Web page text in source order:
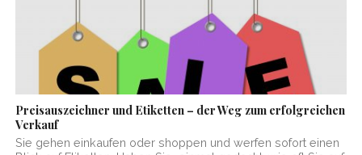
Preisauszeichner und Etiketten – der Weg zum erfolgreichen
Verkauf
Sie gehen einkaufen oder shoppen und werfen sofort einen